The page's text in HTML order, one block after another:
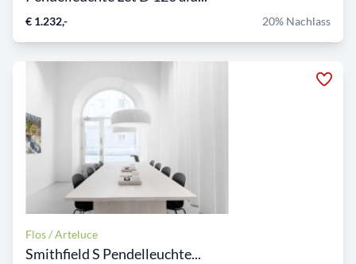
€ 1.232,- 20% Nachlass
Flos / Arteluce
Smithfield S Pendelleuchte...